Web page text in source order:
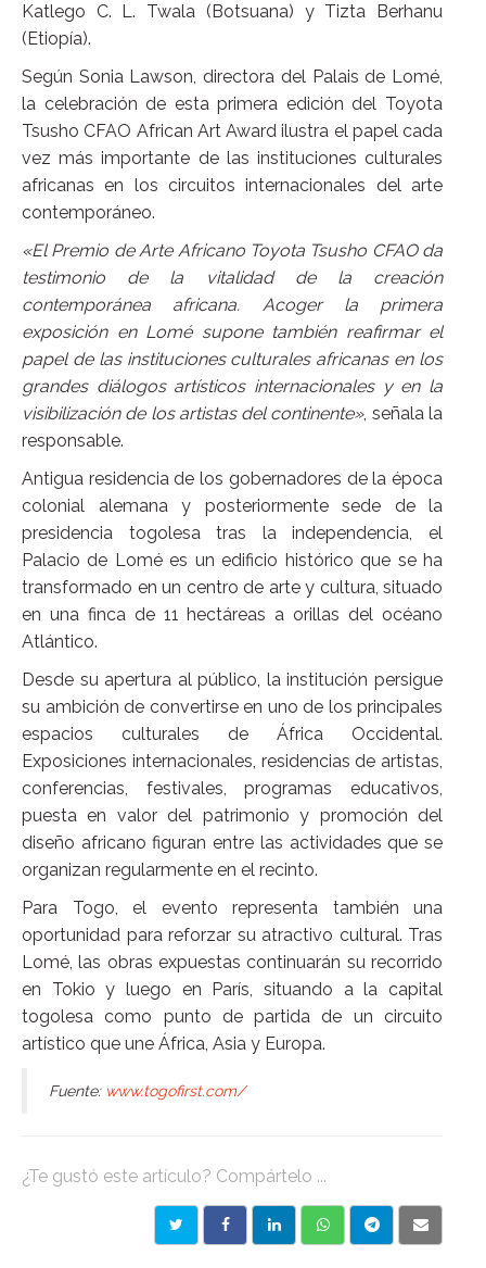
Katlego C. L. Twala (Botsuana) y Tizta Berhanu
(Etiopía).
Según Sonia Lawson, directora del Palais de Lomé,
la celebración de esta primera edición del Toyota
Tsusho CFAO African Art Award ilustra el papel cada
vez más importante de las instituciones culturales
africanas en los circuitos internacionales del arte
contemporáneo.
«El Premio de Arte Africano Toyota Tsusho CFAO da
testimonio de la vitalidad de la creación
contemporánea africana. Acoger la primera
exposición en Lomé supone también reafirmar el
papel de las instituciones culturales africanas en los
grandes diálogos artísticos internacionales y en la
visibilización de los artistas del continente», señala la
responsable.
Antigua residencia de los gobernadores de la época
colonial alemana y posteriormente sede de la
presidencia togolesa tras la independencia, el
Palacio de Lomé es un edificio histórico que se ha
transformado en un centro de arte y cultura, situado
en una finca de 11 hectáreas a orillas del océano
Atlántico.
Desde su apertura al público, la institución persigue
su ambición de convertirse en uno de los principales
espacios culturales de África Occidental.
Exposiciones internacionales, residencias de artistas,
conferencias, festivales, programas educativos,
puesta en valor del patrimonio y promoción del
diseño africano figuran entre las actividades que se
organizan regularmente en el recinto.
Para Togo, el evento representa también una
oportunidad para reforzar su atractivo cultural. Tras
Lomé, las obras expuestas continuarán su recorrido
en Tokio y luego en París, situando a la capital
togolesa como punto de partida de un circuito
artístico que une África, Asia y Europa.
Fuente: www.togofirst.com/
¿Te gustó este artículo? Compártelo ...